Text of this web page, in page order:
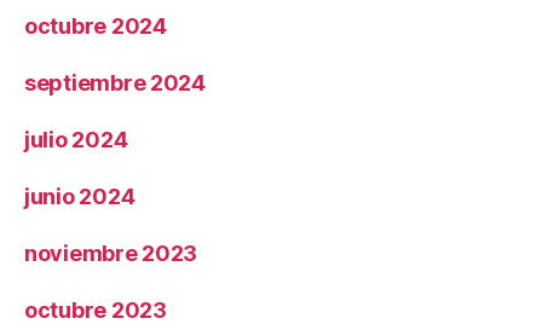
octubre 2024
septiembre 2024
julio 2024
junio 2024
noviembre 2023
octubre 2023